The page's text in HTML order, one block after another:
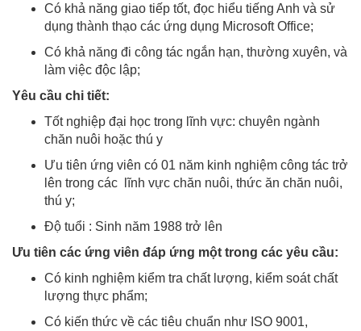
Có khả năng giao tiếp tốt, đọc hiểu tiếng Anh và sử
dụng thành thạo các ứng dụng Microsoft Office;
Có khả năng đi công tác ngắn hạn, thường xuyên, và
làm việc độc lập;
Yêu cầu chi tiết:
Tốt nghiệp đại học trong lĩnh vực: chuyên ngành
chăn nuôi hoặc thú y
Ưu tiên ứng viên có 01 năm kinh nghiệm công tác trở
lên trong các lĩnh vực chăn nuôi, thức ăn chăn nuôi,
thú y;
Độ tuổi : Sinh năm 1988 trở lên
Ưu tiên các ứng viên đáp ứng một trong các yêu cầu:
Có kinh nghiệm kiểm tra chất lượng, kiểm soát chất
lượng thực phẩm;
Có kiến thức về các tiêu chuẩn như ISO 9001,